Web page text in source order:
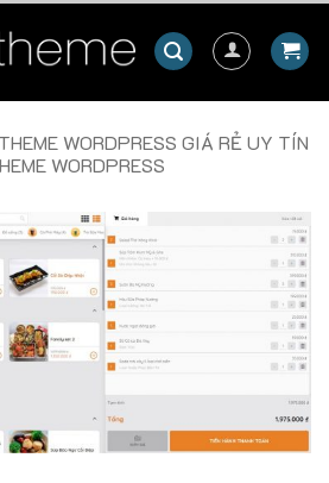
WORDPRESS GIÁ RẺ UY TÍN
WORDPRESS